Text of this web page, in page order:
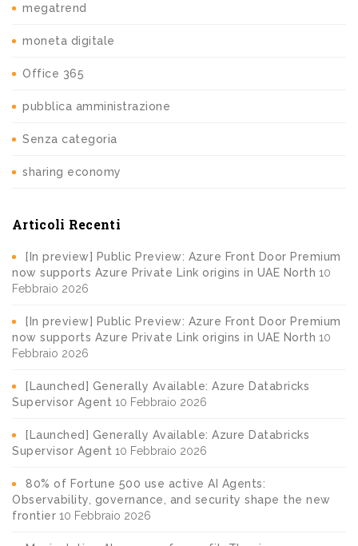
megatrend
moneta digitale
Office 365
pubblica amministrazione
Senza categoria
sharing economy
Articoli Recenti
[In preview] Public Preview: Azure Front Door Premium
now supports Azure Private Link origins in UAE North 10
Febbraio 2026
[In preview] Public Preview: Azure Front Door Premium
now supports Azure Private Link origins in UAE North 10
Febbraio 2026
[Launched] Generally Available: Azure Databricks
Supervisor Agent 10 Febbraio 2026
[Launched] Generally Available: Azure Databricks
Supervisor Agent 10 Febbraio 2026
80% of Fortune 500 use active AI Agents:
Observability, governance, and security shape the new
frontier 10 Febbraio 2026